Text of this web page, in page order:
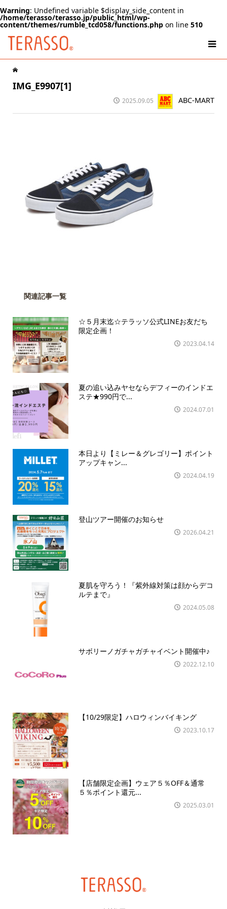
Warning: Undefined variable $display_side_content in
/home/terasso/terasso.jp/public_html/wp-
content/themes/rumble_tcd058/functions.php on line 510
IMG_E9907[1]
2025.09.05 ABC-MART
関連記事一覧
☆５月末迄☆テラッソ公式LINEお友だち
限定企画！
2023.04.14
夏の追い込みヤセならデフィーのインドエ
ステ★990円で...
2024.07.01
本日より【ミレー＆グレゴリー】ポイント
アップキャン...
2024.04.19
登山ツアー開催のお知らせ
2026.04.21
夏肌を守ろう！『紫外線対策は顔からデコ
ルテまで』
2024.05.08
サボリーノガチャガチャイベント開催中♪
2022.12.10
【10/29限定】ハロウィンバイキング
2023.10.17
【店舗限定企画】ウェア５％OFF＆通常
５％ポイント還元...
2025.03.01